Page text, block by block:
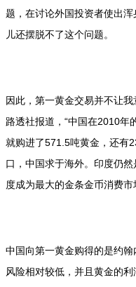
题，在讨论外国投资者使出
儿还摆脱不了这个问题。
因此，第一黄金交易并不让
路透社报道，“中国在2010年
就购进了571.5吨黄金，还有
口，中国求于海外。印度仍
度成为最大的金条金币消费市
中国向第一黄金购得的是约
风险相对较低，并且黄金的